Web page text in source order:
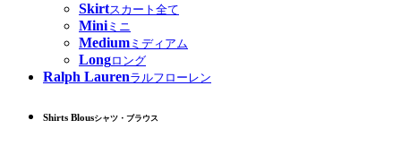
Skirtスカート全て
Miniミニ
Medium ミディアム
Longロング
Ralph Laurenラルフローレン
Shirts Blousシャツ・ブラウス